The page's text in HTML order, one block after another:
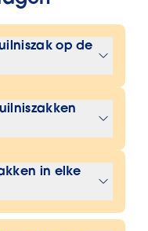
op de
maakt het
snel om
en
alleen
maken
bewezen
zorgt voor
in elke
passen